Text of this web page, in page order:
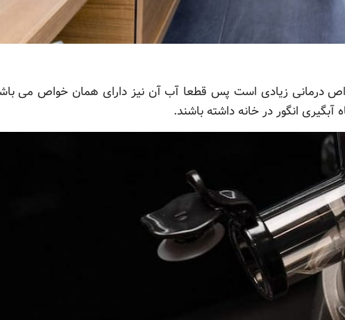
درمانی زیادی است پس قطعا آب آن نیز دارای همان خواص می
انگور در خانه داشته باشند.